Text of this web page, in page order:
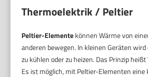
Thermoelektrik / Peltier
Peltier-Elementekönnen Wärme von
anderen bewegen. In kleinen Geräten
zu kühlen oder zu heizen. Das Prinzip heißt
Es ist möglich, mit Peltier-Elementen eine